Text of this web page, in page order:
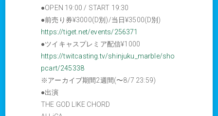
●OPEN 19:00 / START 19:30
●前売り券¥3000(D別)/当日¥3500(D別)
https://tiget.net/events/256371
●ツイキャスプレミア配信¥1000
https://twitcasting.tv/shinjuku_marble/sho
pcart/245338
※アーカイブ期間2週間(〜8/7 23:59)
●出演
THE GOD LIKE CHORD